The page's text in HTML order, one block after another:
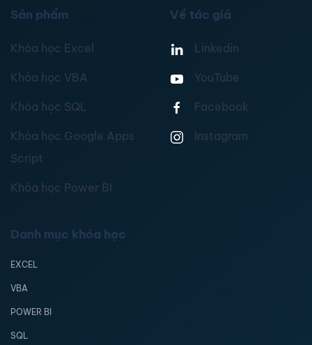
Sản phẩm
Khóa học Excel
Khóa học VBA
Khóa học SQL
Khóa học Google Apps
Script
Khóa học Power BI
Về tác giả
Linkedin
YouTube
Facebook
Instagram
Danh mục khóa học
EXCEL
VBA
POWER BI
SQL